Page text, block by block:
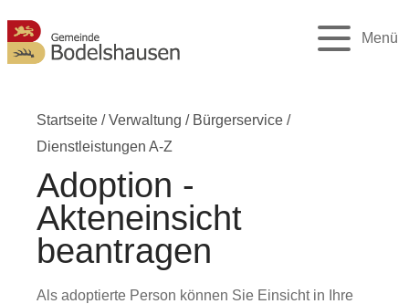
Menü
Startseite /Verwaltung / Bürgerservice /
Dienstleistungen A-Z
Adoption -
Akteneinsicht
beantragen
Als adoptierte Person können Sie Einsicht in Ihre